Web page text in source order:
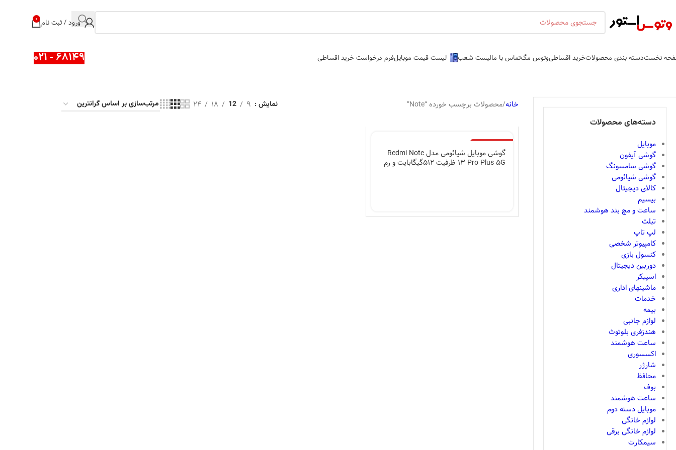
ورود / ثبت نام 0
نخستدسته بندی محصولاتخرید اقساطیوتوس مگتماس با مالیست شعب لیست قیمت موبایلفرم درخواست خرید اقساطی 68149 - 021
دسته‌های محصولات
موبایل
گوشی آیفون
گوشی سامسونگ
گوشی شیائومی
کالای دیجیتال
بیسیم
ساعت و مچ بند هوشمند
تبلت
لپ تاپ
کامپیوتر شخصی
کنسول بازی
دوربین دیجیتال
اسپیکر
ماشینهای اداری
خدمات
بیمه
لوازم جانبی
هندزفری بلوتوث
ساعت هوشمند
اکسسوری
شارژر
محافظ
بوف
ساعت هوشمند
موبایل دسته دوم
لوازم خانگی
لوازم خانگی برقی
سیمکارت
خانه محصولات برچسب خورده “Note” نمایش 9
12
18
24
گوشی موبایل شیائومی مدل Redmi Note
13 Pro Plus 5G ظرفیت 512گیگابایت و رم